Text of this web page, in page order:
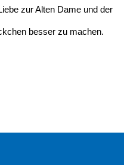
zur Alten Dame und der
besser zu machen.